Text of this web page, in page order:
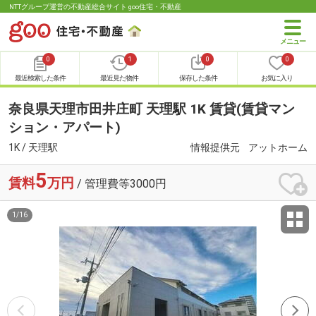
NTTグループ運営の不動産総合サイト goo住宅・不動産
0
最近検索した条件
1
最近見た物件
0
保存した条件
0
お気に入り
奈良県天理市田井庄町 天理駅 1K 賃貸(賃貸マン
ション・アパート)
1K / 天理駅 情報提供元 アットホーム
賃料5万円 / 管理費等3000円
1 /16